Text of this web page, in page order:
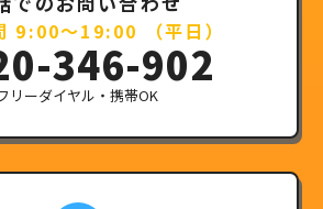
9:00～19:00 （平日）
346-902
リーダイヤル・携帯OK